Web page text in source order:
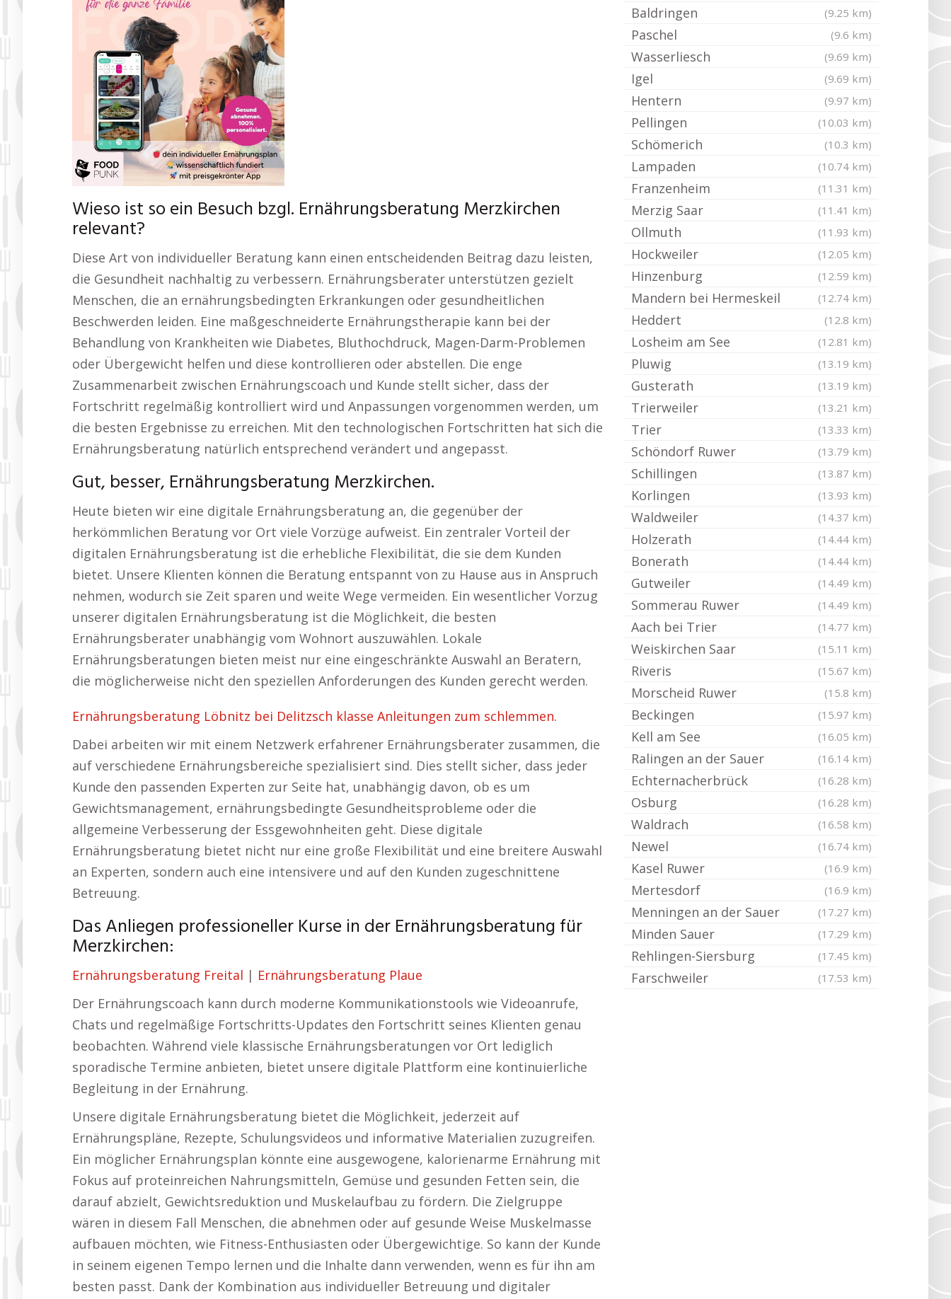
Wieso ist so ein Besuch bzgl. Ernährungsberatung Merzkirchen
relevant?
Diese Art von individueller Beratung kann einen entscheidenden Beitrag dazu leisten,
die Gesundheit nachhaltig zu verbessern. Ernährungsberater unterstützen gezielt
Menschen, die an ernährungsbedingten Erkrankungen oder gesundheitlichen
Beschwerden leiden. Eine maßgeschneiderte Ernährungstherapie kann bei der
Behandlung von Krankheiten wie Diabetes, Bluthochdruck, Magen-Darm-Problemen
oder Übergewicht helfen und diese kontrollieren oder abstellen. Die enge
Zusammenarbeit zwischen Ernährungscoach und Kunde stellt sicher, dass der
Fortschritt regelmäßig kontrolliert wird und Anpassungen vorgenommen werden, um
die besten Ergebnisse zu erreichen. Mit den technologischen Fortschritten hat sich die
Ernährungsberatung natürlich entsprechend verändert und angepasst.
Gut, besser, Ernährungsberatung Merzkirchen.
Heute bieten wir eine digitale Ernährungsberatung an, die gegenüber der
herkömmlichen Beratung vor Ort viele Vorzüge aufweist. Ein zentraler Vorteil der
digitalen Ernährungsberatung ist die erhebliche Flexibilität, die sie dem Kunden
bietet. Unsere Klienten können die Beratung entspannt von zu Hause aus in Anspruch
nehmen, wodurch sie Zeit sparen und weite Wege vermeiden. Ein wesentlicher Vorzug
unserer digitalen Ernährungsberatung ist die Möglichkeit, die besten
Ernährungsberater unabhängig vom Wohnort auszuwählen. Lokale
Ernährungsberatungen bieten meist nur eine eingeschränkte Auswahl an Beratern,
die möglicherweise nicht den speziellen Anforderungen des Kunden gerecht werden.
Ernährungsberatung Löbnitz bei Delitzsch klasse Anleitungen zum schlemmen.
Dabei arbeiten wir mit einem Netzwerk erfahrener Ernährungsberater zusammen, die
auf verschiedene Ernährungsbereiche spezialisiert sind. Dies stellt sicher, dass jeder
Kunde den passenden Experten zur Seite hat, unabhängig davon, ob es um
Gewichtsmanagement, ernährungsbedingte Gesundheitsprobleme oder die
allgemeine Verbesserung der Essgewohnheiten geht. Diese digitale
Ernährungsberatung bietet nicht nur eine große Flexibilität und eine breitere Auswahl
an Experten, sondern auch eine intensivere und auf den Kunden zugeschnittene
Betreuung.
Das Anliegen professioneller Kurse in der Ernährungsberatung für
Merzkirchen:
Ernährungsberatung Freital | Ernährungsberatung Plaue
Der Ernährungscoach kann durch moderne Kommunikationstools wie Videoanrufe,
Chats und regelmäßige Fortschritts-Updates den Fortschritt seines Klienten genau
beobachten. Während viele klassische Ernährungsberatungen vor Ort lediglich
sporadische Termine anbieten, bietet unsere digitale Plattform eine kontinuierliche
Begleitung in der Ernährung.
Unsere digitale Ernährungsberatung bietet die Möglichkeit, jederzeit auf
Ernährungspläne, Rezepte, Schulungsvideos und informative Materialien zuzugreifen.
Ein möglicher Ernährungsplan könnte eine ausgewogene, kalorienarme Ernährung mit
Fokus auf proteinreichen Nahrungsmitteln, Gemüse und gesunden Fetten sein, die
darauf abzielt, Gewichtsreduktion und Muskelaufbau zu fördern. Die Zielgruppe
wären in diesem Fall Menschen, die abnehmen oder auf gesunde Weise Muskelmasse
aufbauen möchten, wie Fitness-Enthusiasten oder Übergewichtige. So kann der Kunde
in seinem eigenen Tempo lernen und die Inhalte dann verwenden, wenn es für ihn am
besten passt. Dank der Kombination aus individueller Betreuung und digitaler
Baldringen (9.25 km)
Paschel (9.6 km)
Wasserliesch (9.69 km)
Igel (9.69 km)
Hentern (9.97 km)
Pellingen (10.03 km)
Schömerich (10.3 km)
Lampaden (10.74 km)
Franzenheim (11.31 km)
Merzig Saar (11.41 km)
Ollmuth (11.93 km)
Hockweiler (12.05 km)
Hinzenburg (12.59 km)
Mandern bei Hermeskeil (12.74 km)
Heddert (12.8 km)
Losheim am See (12.81 km)
Pluwig (13.19 km)
Gusterath (13.19 km)
Trierweiler (13.21 km)
Trier (13.33 km)
Schöndorf Ruwer (13.79 km)
Schillingen (13.87 km)
Korlingen (13.93 km)
Waldweiler (14.37 km)
Holzerath (14.44 km)
Bonerath (14.44 km)
Gutweiler (14.49 km)
Sommerau Ruwer (14.49 km)
Aach bei Trier (14.77 km)
Weiskirchen Saar (15.11 km)
Riveris (15.67 km)
Morscheid Ruwer (15.8 km)
Beckingen (15.97 km)
Kell am See (16.05 km)
Ralingen an der Sauer (16.14 km)
Echternacherbrück (16.28 km)
Osburg (16.28 km)
Waldrach (16.58 km)
Newel (16.74 km)
Kasel Ruwer (16.9 km)
Mertesdorf (16.9 km)
Menningen an der Sauer (17.27 km)
Minden Sauer (17.29 km)
Rehlingen-Siersburg (17.45 km)
Farschweiler (17.53 km)